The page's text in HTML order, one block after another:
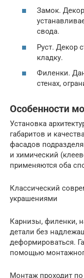
Замок.
свода.
Руст. Декор
кладку.
Филенки.
стенах,
Особенности
Установка
габаритов и
фасадов
и химический
применяются оба
Классический
украшениями
Карнизы, филенки,
детали без
деформироваться.
помощью
Монтаж проходит